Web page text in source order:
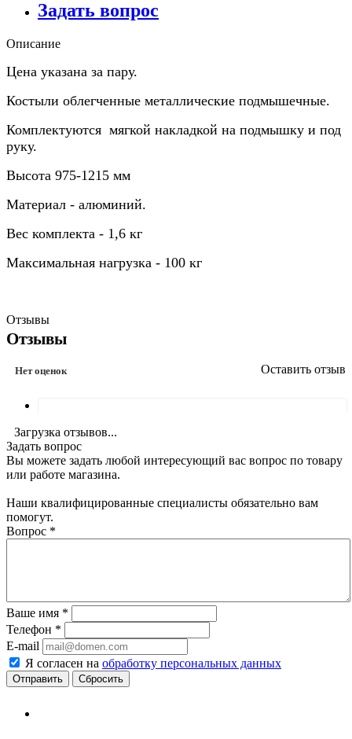
Задать вопрос
Описание
Цена указана за пару.
Костыли облегченные металлические подмышечные.
Комплектуются мягкой накладкой на подмышку и под
руку.
Высота 975-1215 мм
Материал - алюминий.
Вес комплекта - 1,6 кг
Максимальная нагрузка - 100 кг
Отзывы
Отзывы
Нет оценок Оставить отзыв
Загрузка отзывов...
Задать вопрос
Вы можете задать любой интересующий вас вопрос по товару
или работе магазина.
Наши квалифицированные специалисты обязательно вам
помогут.
Вопрос *
Ваше имя *
Телефон *
E-mail
Я согласен на обработку персональных данных
Сбросить